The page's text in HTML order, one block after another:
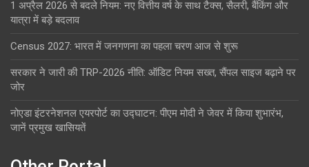
1 अप्रैल 2026 से बदले नियम: नए वित्तीय वर्ष के साथ टैक्स, सैलरी, बैंकिंग और
यात्रा में बड़े बदलाव
Census 2027: भारत में जनगणना का पहला चरण आज से शुरू
सरकार ने जारी की TRP-2026 नीति: ऑडिट नियम सख्त, सैंपल साइज बढ़ाने पर
जोर
नोएडा इंटरनेशनल एयरपोर्ट का उद्घाटन: पीएम मोदी ने जेवर में किया शुभारंभ,
जानें प्रमुख खासियतें